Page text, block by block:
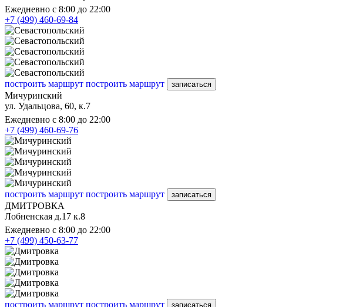
Ежедневно с 8:00 до 22:00
+7 (499) 460-69-84
построить маршрут построить маршрут записаться
Мичуринский
ул. Удальцова, 60, к.7
Ежедневно с 8:00 до 22:00
+7 (499) 460-69-76
построить маршрут построить маршрут записаться
ДМИТРОВКА
Лобненская д.17 к.8
Ежедневно с 8:00 до 22:00
+7 (499) 450-63-77
построить маршрут построить маршрут записаться